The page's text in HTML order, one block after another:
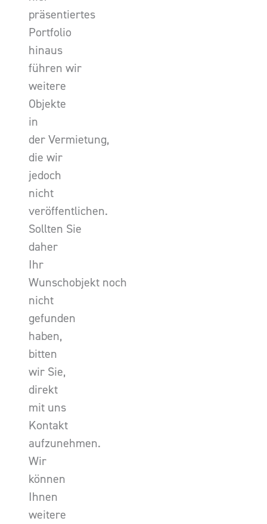
präsentiertes
Portfolio
hinaus
führen wir
weitere
Objekte
in
der Vermietung,
die wir
jedoch
nicht
veröffentlichen.
Sollten Sie
daher
Ihr
Wunschobjekt noch
nicht
gefunden
haben,
bitten
wir Sie,
direkt
mit uns
Kontakt
aufzunehmen.
Wir
können
Ihnen
weitere